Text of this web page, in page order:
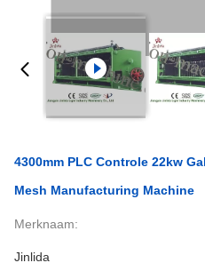
4300mm PLC Controle 22kw
Mesh Manufacturing Machine
Merknaam:
Jinlida